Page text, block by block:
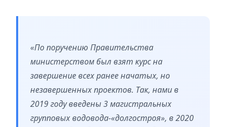
«По поручению Правительства
министерством был взят курс на
завершение всех ранее начатых, но
незавершенных проектов. Так, нами в
2019 году введены 3 магистральных
групповых водовода-«долгостроя», в 2020